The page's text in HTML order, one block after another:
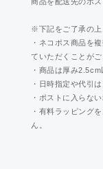
※下記をご了承の上
・ネコポス商品を
ていただくことがご
・商品は厚み
・日時指定や代引
・ポストに入らな
・有料ラッピング
ん。